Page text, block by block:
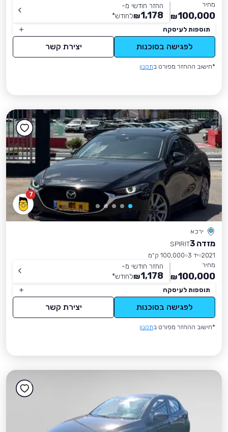
מחיר
100,000
₪
החזר חודשי מ-
1,178
₪לחודש*
תוספות לעיסקה
לפגישה בסוכנות יצירת קשר
*חישוב ההחזר מפורט בתקנון
7
ירכא
מזדה 3
SPIRIT
2021 יד 3
100,000 ק״מ
מחיר
100,000
₪
החזר חודשי מ-
1,178
₪לחודש*
תוספות לעיסקה
לפגישה בסוכנות יצירת קשר
*חישוב ההחזר מפורט בתקנון